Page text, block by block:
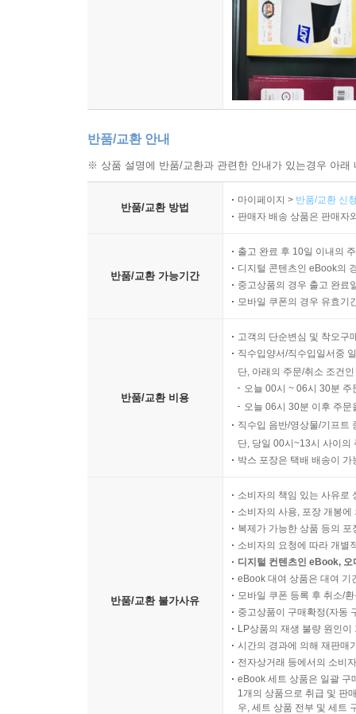
마지막 수업, 새로운 ‘미학’을 향한 첫걸음이 되다
2009년 9월 11일, 6년간 몸을 담았던 중앙대를
강의실에서 ‘마지막 수업：화가의 자화상’이란
강의가 곧 고별 강연이었기에 강의는 단 1회로
마지막 수업 이후 그에게 이전보다 더 많은 강
반품/교환 안내
※ 상품 설명에 반품/교환과 관련한 안내가 있는경우 아
반품/교환 방법
마이페이지 > 반품/교환 신
판매자 배송 상품은 판매자
반품/교환 가능기간
출고 완료 후 10일 이내의
디지털 콘텐츠인 eBook의
중고상품의 경우 출고 완료
모바일 쿠폰의 경우 유효기
반품/교환 비용
고객의 단순변심 및 착오구
직수입양서/직수입일서중
단, 아래의 주문/취소 조건
오늘 00시 ~ 06시 30분
오늘 06시 30분 이후 주
직수입 음반/영상물/기프트
단, 당일 00시~13시 사이의
박스 포장은 택배 배송이
반품/교환 불가사유
소비자의 책임 있는 사유로
소비자의 사용, 포장 개봉
복제가 가능한 상품 등의
소비자의 요청에 따라 개별
디지털 컨텐츠인 eBook,
eBook 대여 상품은 대여 기
모바일 쿠폰 등록 후 취소/
중고상품이 구매확정(자동
LP상품의 재생 불량 원인
시간의 경과에 의해 재판매
전자상거래 등에서의 소비
eBook 세트 상품은 일괄 구
1개의 상품으로 취급 및 판
우, 세트 상품 전부 및 세트